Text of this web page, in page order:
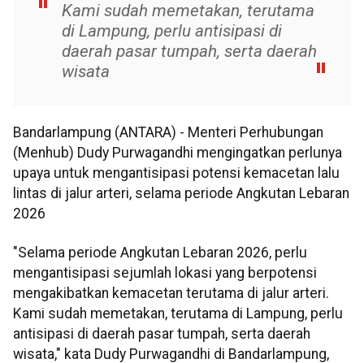
Kami sudah memetakan, terutama
di Lampung, perlu antisipasi di
daerah pasar tumpah, serta daerah
wisata
Bandarlampung (ANTARA) - Menteri Perhubungan
(Menhub) Dudy Purwagandhi mengingatkan perlunya
upaya untuk mengantisipasi potensi kemacetan lalu
lintas di jalur arteri, selama periode Angkutan Lebaran
2026
"Selama periode Angkutan Lebaran 2026, perlu
mengantisipasi sejumlah lokasi yang berpotensi
mengakibatkan kemacetan terutama di jalur arteri.
Kami sudah memetakan, terutama di Lampung, perlu
antisipasi di daerah pasar tumpah, serta daerah
wisata," kata Dudy Purwagandhi di Bandarlampung,